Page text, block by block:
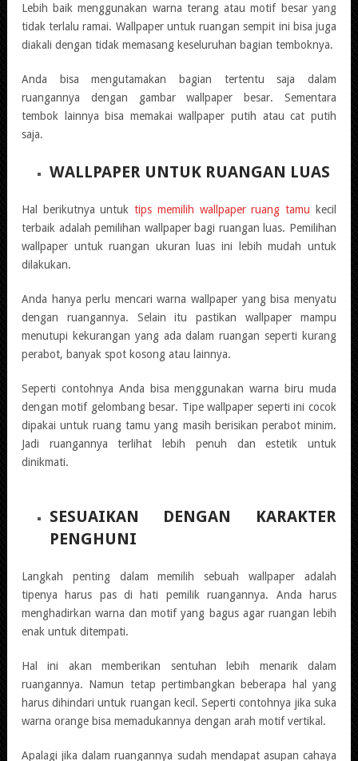
Lebih baik menggunakan warna terang atau motif besar yang
tidak terlalu ramai. Wallpaper untuk ruangan sempit ini bisa juga
diakali dengan tidak memasang keseluruhan bagian temboknya.
Anda bisa mengutamakan bagian tertentu saja dalam
ruangannya dengan gambar wallpaper besar. Sementara
tembok lainnya bisa memakai wallpaper putih atau cat putih
saja.
WALLPAPER UNTUK RUANGAN LUAS
Hal berikutnya untuktips memilih wallpaper ruang tamu kecil
terbaik adalah pemilihan wallpaper bagi ruangan luas. Pemilihan
wallpaper untuk ruangan ukuran luas ini lebih mudah untuk
dilakukan.
Anda hanya perlu mencari warna wallpaper yang bisa menyatu
dengan ruangannya. Selain itu pastikan wallpaper mampu
menutupi kekurangan yang ada dalam ruangan seperti kurang
perabot, banyak spot kosong atau lainnya.
Seperti contohnya Anda bisa menggunakan warna biru muda
dengan motif gelombang besar. Tipe wallpaper seperti ini cocok
dipakai untuk ruang tamu yang masih berisikan perabot minim.
Jadi ruangannya terlihat lebih penuh dan estetik untuk
dinikmati.
SESUAIKAN DENGAN KARAKTER
PENGHUNI
Langkah penting dalam memilih sebuah wallpaper adalah
tipenya harus pas di hati pemilik ruangannya. Anda harus
menghadirkan warna dan motif yang bagus agar ruangan lebih
enak untuk ditempati.
Hal ini akan memberikan sentuhan lebih menarik dalam
ruangannya. Namun tetap pertimbangkan beberapa hal yang
harus dihindari untuk ruangan kecil. Seperti contohnya jika suka
warna orange bisa memadukannya dengan arah motif vertikal.
Apalagi jika dalam ruangannya sudah mendapat asupan cahaya